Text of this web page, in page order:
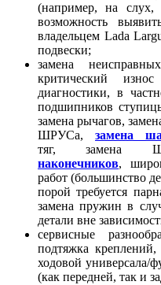
(например, на слух,
возможность
владельцем Lada
подвески;
замена
критический
диагностики, в
подшипников
замена рычагов,
ШРУСа, замена
тяг, замена
наконечников,
работ (большинство
порой требуется
замена пружин в
детали вне
сервисные
подтяжка креплений,
ходовой универсала/
(как передней, так и